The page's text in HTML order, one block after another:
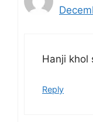
Hanji khol
Reply